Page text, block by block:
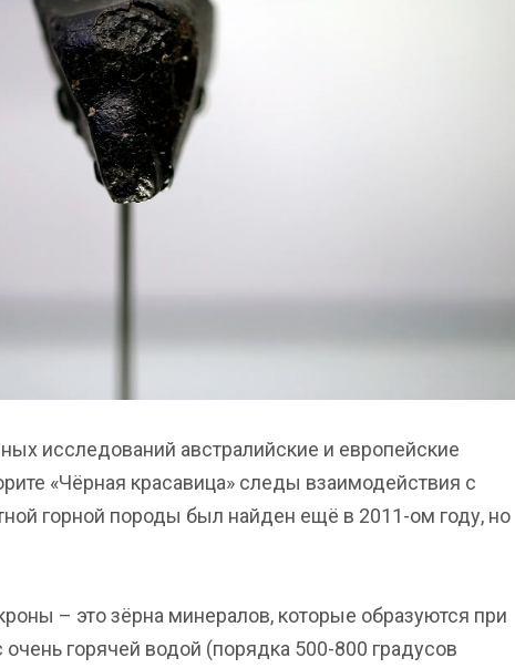
исследований австралийские и европейские
«Чёрная красавица» следы взаимодействия с
горной породы был найден ещё в 2011-ом году, но
– это зёрна минералов, которые образуются при
очень горячей водой (порядка 500-800 градусов